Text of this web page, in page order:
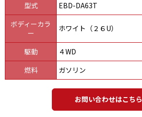
型式
EBD-DA63T
ボディーカラ
ー
ホワイト（２６U）
駆動
４WD
燃料
ガソリン
お問い合わせはこちら